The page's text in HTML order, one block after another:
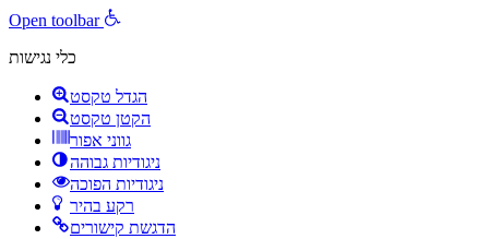
Open toolbar
כלי נגישות
הגדל טקסט
הקטן טקסט
גווני אפור
ניגודיות גבוהה
ניגודיות הפוכה
רקע בהיר
הדגשת קישורים